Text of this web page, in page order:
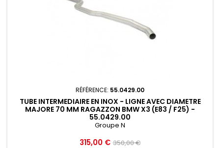
RÉFÉRENCE: 55.0429.00
TUBE INTERMEDIAIRE EN INOX - LIGNE AVEC DIAMETRE
MAJORE 70 MM RAGAZZON BMW X3 (E83 / F25) -
55.0429.00
Groupe N
Prix
315,00 € Prix
350,00 €